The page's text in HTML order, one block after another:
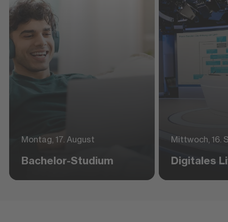
Montag, 17. August
Bachelor-Studium
Mittwoch, 16.
Digitales